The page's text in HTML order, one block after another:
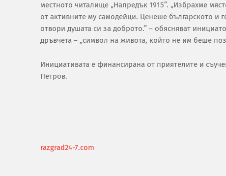
местното читалище „Напредък 1915”. „Избрахме
от активните му самодейци. Ценеше българското и
отвори душата си за доброто.” – обясняват
дръвчета – „символ на живота, който не им беше
Инициативата е финансирана от приятелите и
Петров.
razgrad24-7.com